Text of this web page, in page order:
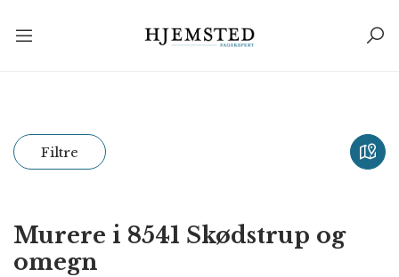
Filtre
Murere i 8541 Skødstrup og
omegn